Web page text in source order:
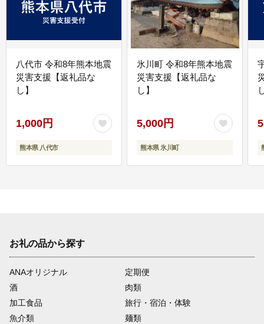
八代市 令和8年熊本地震
災害支援【返礼品な
し】
1,000円
熊本県 八代市
氷川町 令和8年熊本地震
災害支援【返礼品な
し】
5,000円
熊本県 氷川町
お礼の品から探す
ANAオリジナル
定期便
酒
肉類
加工食品
旅行・宿泊・体験
魚介類
麺類